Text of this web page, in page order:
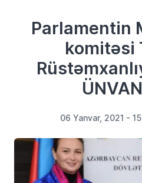
Parlamentin
komitəsi
06 Yanvar, 2021 -